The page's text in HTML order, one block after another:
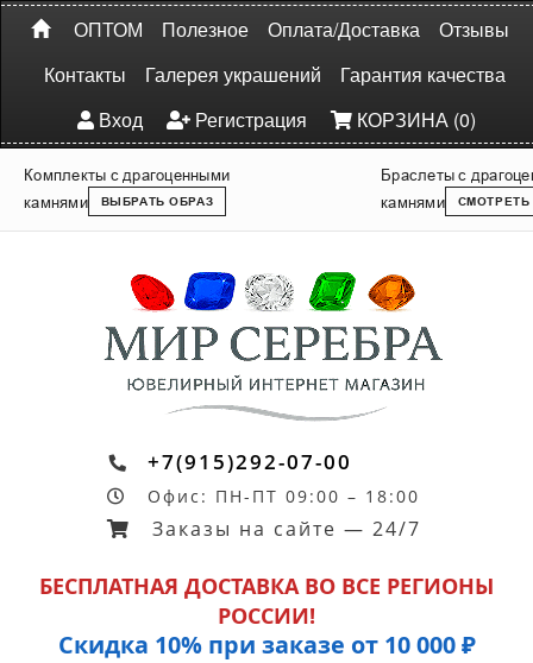
ОПТОМ Полезное Оплата/Доставка
Отзывы
Контакты
Галерея украшений
Гарантия качества
Вход
Регистрация КОРЗИНА (0)
Комплекты с драгоценными
камнями
ВЫБРАТЬ ОБРАЗ
Браслеты с
камнями
СМОТРЕТЬ
+7(915)292-07-00
Офис: ПН-ПТ 09:00 – 18:00
Заказы на сайте — 24/7
БЕСПЛАТНАЯ ДОСТАВКА ВО ВСЕ РЕГИОНЫ
РОССИИ!
Скидка 10% при заказе от 10 000 ₽